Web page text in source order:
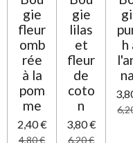
gie
fleur
omb
rée
à la
pom
me
2,40 €
4,80 €
gie
lilas
et
fleur
de
coto
n
3,80 €
6,20 €
h